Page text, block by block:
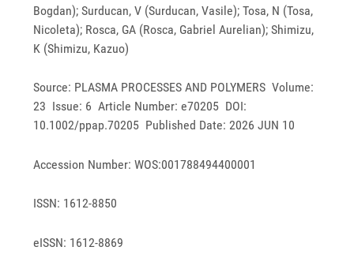
Bogdan); Surducan, V (Surducan, Vasile); Tosa, N (Tosa,
Nicoleta); Rosca, GA (Rosca, Gabriel Aurelian); Shimizu,
K (Shimizu, Kazuo)
Source: PLASMA PROCESSES AND POLYMERS Volume:
23 Issue: 6 Article Number: e70205 DOI:
10.1002/ppap.70205 Published Date: 2026 JUN 10
Accession Number: WOS:001788494400001
ISSN: 1612-8850
eISSN: 1612-8869